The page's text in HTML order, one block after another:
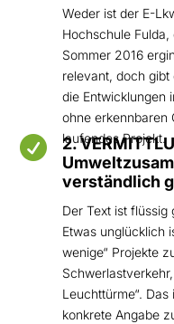
Weder ist der E-
Hochschule
Sommer 2016
relevant, doch gibt
die Entwicklungen
ohne erkennbaren
laufendes Projekt.

2.
verständlich
Der Text ist
Etwas unglücklich
wenige“ Projekte
Leuchttürme“.
konkrete Angabe